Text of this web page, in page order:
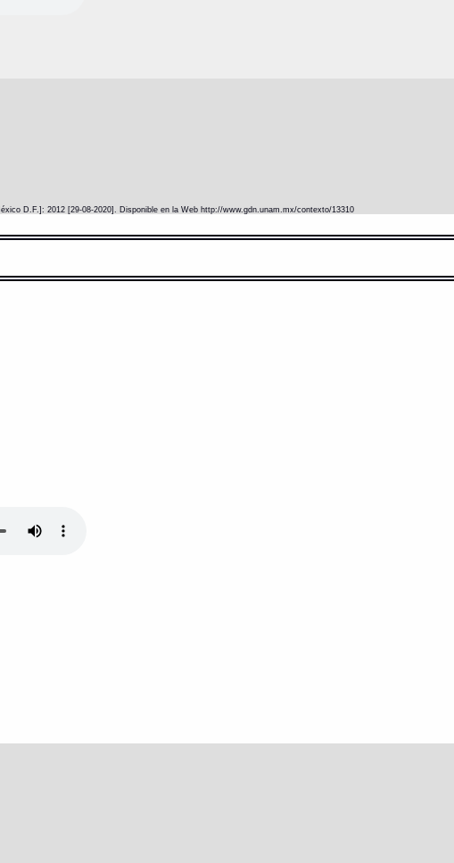
D.F.]: 2012 [29-08-2020]. Disponible en la Web http://www.gdn.unam.mx/contexto/13310